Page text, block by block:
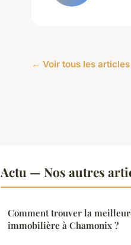
← Voir tous les
Actu — Nos autres
Comment trouver la
immobilière à Chamonix ?